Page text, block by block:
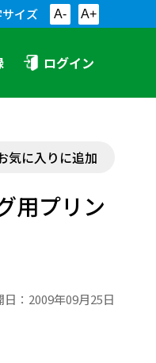
イズ A- A+
ログイン
気に入りに追加
用プリン
： 2009年09月25日